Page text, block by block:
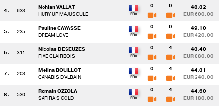
4. 633
Nohlan VALLAT
HURY UP MAJUSCULE
0 0 48.32
EUR 600.00
5. 235
Pauline CAVASSE
DREAM LOVE
0 0 49.10
EUR 420.00
6. 311
Nicolas DESEUZES
FIVE CLAIRBOIS
0 4 43.40
EUR 330.00
7. 203
Melina BOUILLOT
CANABIS D'ALBAIN
0 4 44.31
EUR 240.00
8. 530
Romain OZZOLA
SAFIRA S GOLD
0 4 44.60
EUR 180.00